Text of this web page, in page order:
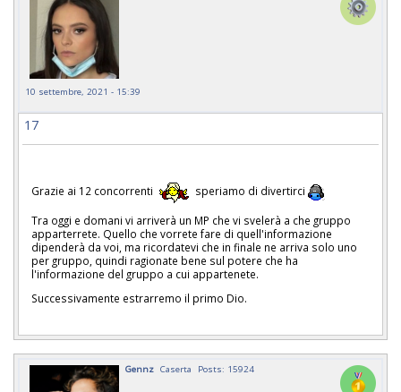
10 settembre, 2021 - 15:39
17
Grazie ai 12 concorrenti speriamo di divertirci
Tra oggi e domani vi arriverà un MP che vi svelerà a che gruppo
apparterrete. Quello che vorrete fare di quell'informazione
dipenderà da voi, ma ricordatevi che in finale ne arriva solo uno
per gruppo, quindi ragionate bene sul potere che ha
l'informazione del gruppo a cui appartenete.
Successivamente estrarremo il primo Dio.
Gennz Caserta Posts: 15924